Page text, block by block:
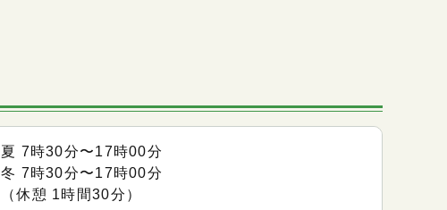
夏 7時30分〜17時00分
冬 7時30分〜17時00分
（休憩 1時間30分）